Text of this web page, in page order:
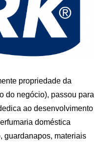
propriedade da
do negócio), passou para
ao desenvolvimento
doméstica
guardanapos, materiais